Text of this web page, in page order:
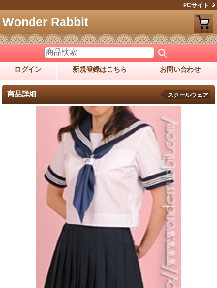
PCサイト
Wonder Rabbit
ログイン 新規登録はこちら お問い合わせ
商品詳細 スクールウェア